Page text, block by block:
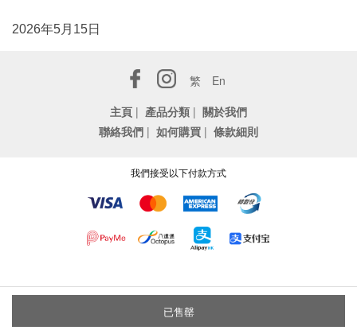
已售罄
2026年5月15日
繁
En
主頁 | 產品分類 | 關於我們
聯絡我們 | 如何購買 | 條款細則
我們接受以下付款方式